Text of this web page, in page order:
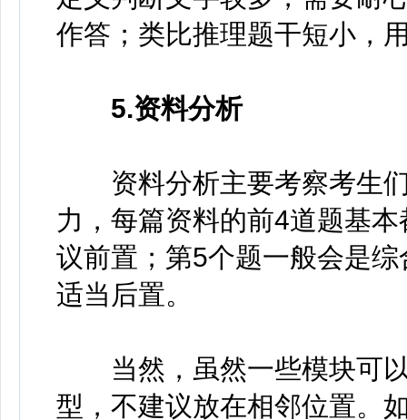
作答；类比推理题干短小，
5.资料分析
资料分析主要考察考生们
力，每篇资料的前4道题基
议前置；第5个题一般会是
适当后置。
当然，虽然一些模块可以
型，不建议放在相邻位置。